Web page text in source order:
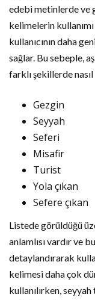
edebi metinlerde ve
kelimelerin
kullanıcının daha
sağlar. Bu sebeple,
farklı şekillerde
Gezgin
Seyyah
Seferi
Misafir
Turist
Yola çıkan
Sefere çıkan
Listede görüldüğü
anlamlısı vardır ve
detaylandırarak
kelimesi daha çok
kullanılırken,